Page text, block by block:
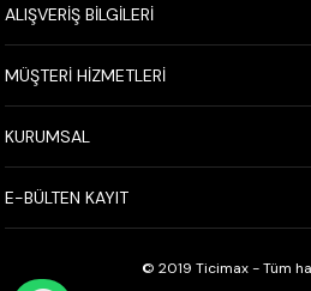
ALIŞVERİŞ BİLGİLERİ
MÜŞTERİ HİZMETLERİ
KURUMSAL
E-BÜLTEN KAYIT
© 2019 Ticimax - Tüm